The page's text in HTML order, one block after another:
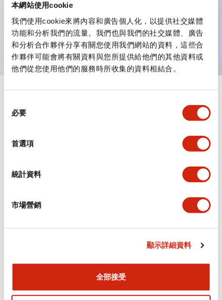
本網站使用cookie
我們使用cookie來將內容和廣告個人化，以提供社交媒體
功能和分析我們的流量。我們也與我們的社交媒體、廣告
和分析合作夥伴分享有關您使用我們網站的資料，這些合
作夥伴可能會將有關資料與您所提供給他們的其他資料或
他們從您使用他們的服務時所收集的資料相結合。
必要
首選項
統計資料
市場營銷
顯示詳細資料
全部接受
作業性提升的背部端子方式，全系列統一22mm軸長的
平坦端子面。
UL・CSA認證品
環境規範
機械規格
安裝和安裝規範
型錄和宣傳手冊 CAD檔 認證與標準 技術文件